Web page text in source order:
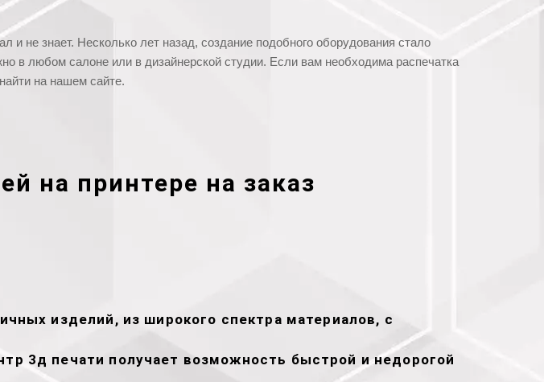
не знает. Несколько лет назад, создание подобного оборудования стало
в любом салоне или в дизайнерской студии. Если вам необходима распечатка
на нашем сайте.
на принтере на заказ
изделий, из широкого спектра материалов, с
3д печати получает возможность быстрой и недорогой